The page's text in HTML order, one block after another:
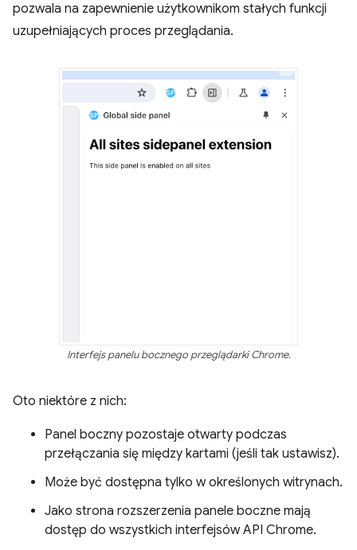
pozwala na zapewnienie użytkownikom stałych funkcji
uzupełniających proces przeglądania.
Interfejs panelu bocznego przeglądarki Chrome.
Oto niektóre z nich:
Panel boczny pozostaje otwarty podczas
przełączania się między kartami (jeśli tak ustawisz).
Może być dostępna tylko w określonych witrynach.
Jako strona rozszerzenia panele boczne mają
dostęp do wszystkich interfejsów API Chrome.